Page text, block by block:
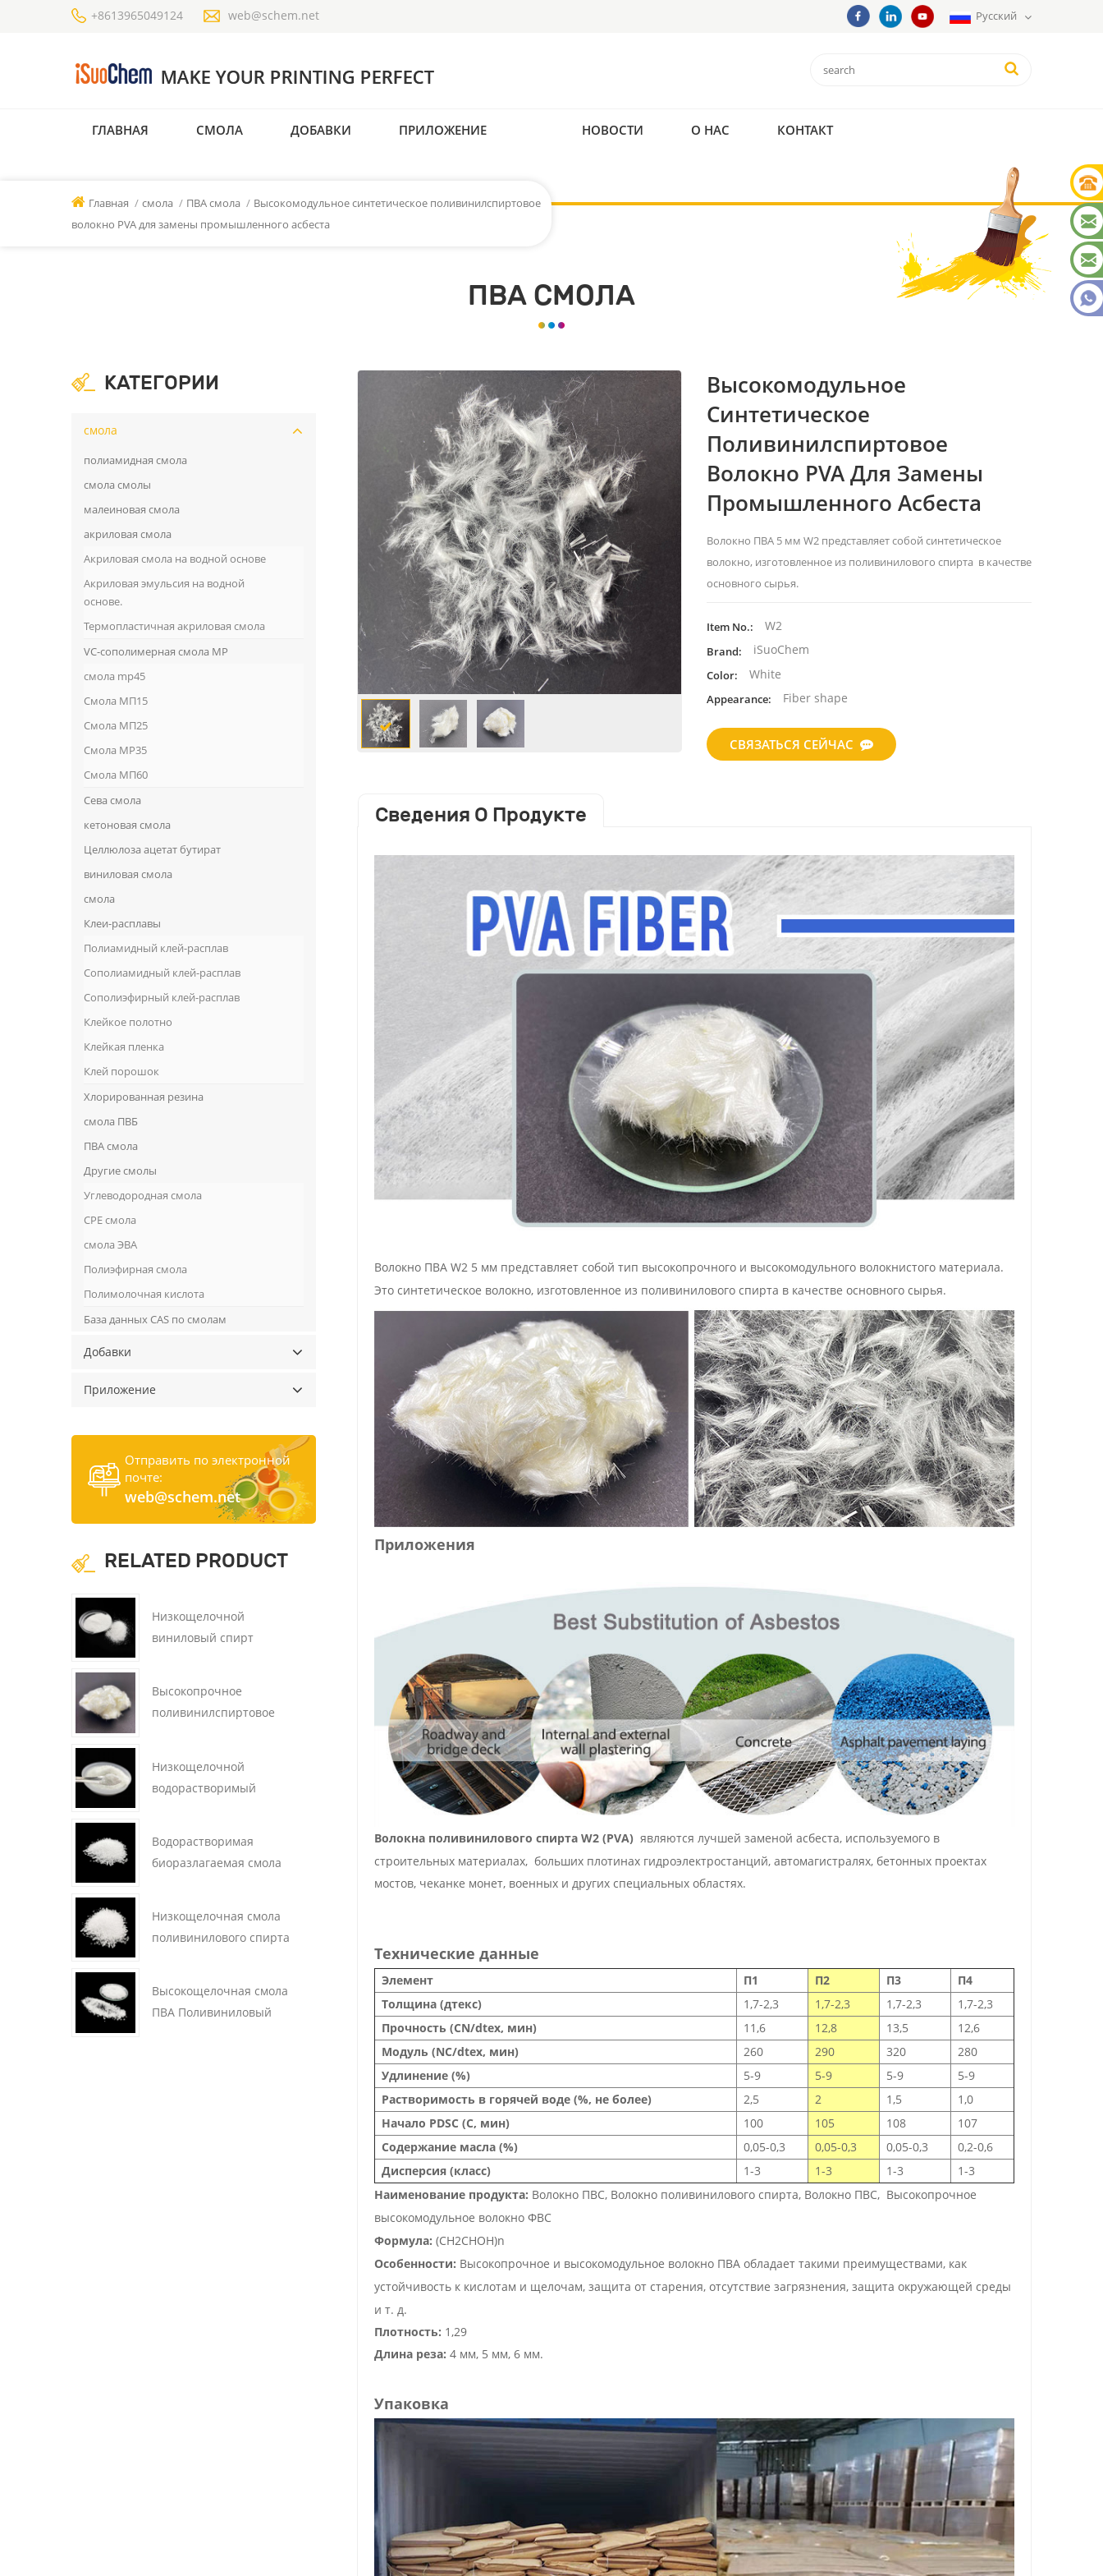
+8613965049124 web@schem.net Русский
ГЛАВНАЯ СМОЛА ДОБАВКИ ПРИЛОЖЕНИЕ НОВОСТИ О НАС КОНТАКТ
Главная / смола / ПВА смола / Высокомодульное синтетическое поливинилспиртовое
волокно PVA для замены промышленного асбеста
ПВА СМОЛА
Высокомодульное
Синтетическое
Поливинилспиртовое
Волокно PVA Для Замены
Промышленного Асбеста
Волокно ПВА 5 мм W2 представляет собой синтетическое
волокно, изготовленное из поливинилового спирта в качестве
основного сырья.
Item No.: W2
Brand: iSuoChem
Color: White
Appearance: Fiber shape
СВЯЗАТЬСЯ СЕЙЧАС
Сведения О Продукте
Волокно ПВА W2 5 мм представляет собой тип высокопрочного и высокомодульного волокнистого материала.
Это синтетическое волокно, изготовленное из поливинилового спирта в качестве основного сырья.
Приложения
Волокна поливинилового спирта W2 (PVA) являются лучшей заменой асбеста, используемого в
строительных материалах, больших плотинах гидроэлектростанций, автомагистралях, бетонных проектах
мостов, чеканке монет, военных и других специальных областях.
Технические данные
Элемент П1 П2 П3
П4
Толщина (дтекс)
1,7-2,3 1,7-2,3 1,7-2,3
1,7-2,3
Прочность (CN/dtex, мин)
11,6 12,8 13,5
12,6
Модуль (NC/dtex, мин)
260 290 320
280
Удлинение (%)
5-9 5-9 5-9
5-9
Растворимость в горячей воде (%, не более)
2,5 2 1,5
1,0
Начало PDSC (C, мин)
100 105 108
107
Содержание масла (%)
0,05-0,3 0,05-0,3 0,05-0,3
0,2-0,6
Дисперсия (класс)
1-3 1-3 1-3
1-3
Наименование продукта: Волокно ПВС, Волокно поливинилового спирта, Волокно ПВС, Высокопрочное
высокомодульное волокно ФВС
Формула: (CH2CHOH)n
Особенности: Высокопрочное и высокомодульное волокно ПВА обладает такими преимуществами, как
устойчивость к кислотам и щелочам, защита от старения, отсутствие загрязнения, защита окружающей среды
и т. д.
Плотность: 1,29
Длина реза: 4 мм, 5 мм, 6 мм.
Упаковка
КАТЕГОРИИ
смола
полиамидная смола
смола смолы
малеиновая смола
акриловая смола
Акриловая смола на водной основе
Акриловая эмульсия на водной
основе.
Термопластичная акриловая смола
VC-сополимерная смола MP
смола mp45
Смола МП15
Смола МП25
Смола MP35
Смола МП60
Сева смола
кетоновая смола
Целлюлоза ацетат бутират
виниловая смола
смола
Клеи-расплавы
Полиамидный клей-расплав
Сополиамидный клей-расплав
Сополиэфирный клей-расплав
Клейкое полотно
Клейкая пленка
Клей порошок
Хлорированная резина
смола ПВБ
ПВА смола
Другие смолы
Углеводородная смола
CPE смола
смола ЭВА
Полиэфирная смола
Полимолочная кислота
База данных CAS по смолам
Добавки
Приложение
Отправить по электронной
почте:
web@schem.net
RELATED PRODUCT
Низкощелочной
виниловый спирт
Высокопрочное
поливинилспиртовое
Низкощелочной
водорастворимый
Водорастворимая
биоразлагаемая смола
Низкощелочная смола
поливинилового спирта
Высокощелочная смола
ПВА Поливиниловый